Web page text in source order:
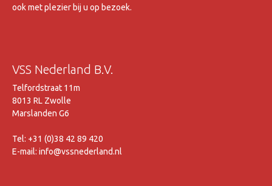
ook met plezier bij u op bezoek.
VSS Nederland B.V.
Telfordstraat 11m
8013 RL Zwolle
Marslanden G6
Tel: +31 (0)38 42 89 420
E-mail: info@vssnederland.nl